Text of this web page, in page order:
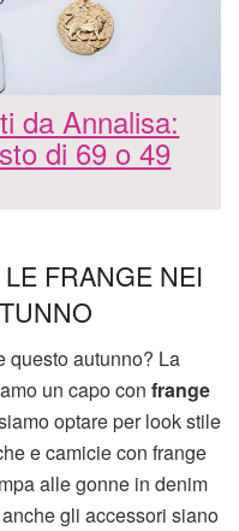
da Annalisa:
di 69 o 49
FRANGE NEI
questo autunno? La
un capo con frange
optare per look stile
e camicie con frange
alle gonne in denim
gli accessori siano